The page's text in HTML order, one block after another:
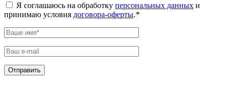
Я соглашаюсь на обработку персональных данных и
принимаю условия договора-оферты.*